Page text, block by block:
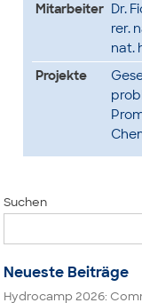
Mitarbeiter Dr.
rer.
nat.
Projekte
Suchen
Neueste Beiträge
Hydrocamp 2026: